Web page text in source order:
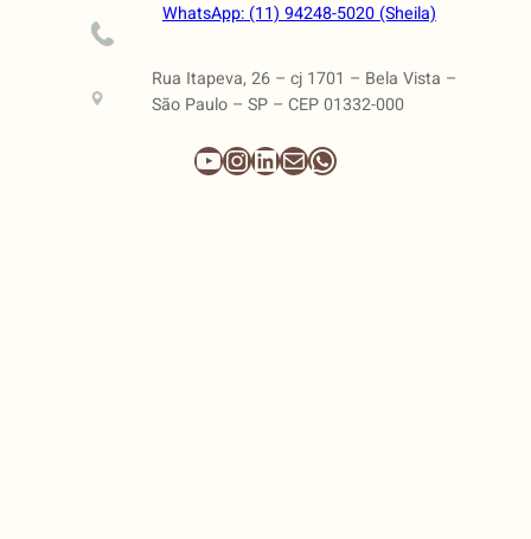
WhatsApp: (11) 94248-5020 (Sheila)
Rua Itapeva, 26 – cj 1701 – Bela Vista –
São Paulo – SP – CEP 01332-000
Youtube
Instagram
LinkedIn
E-mailWhatsApp